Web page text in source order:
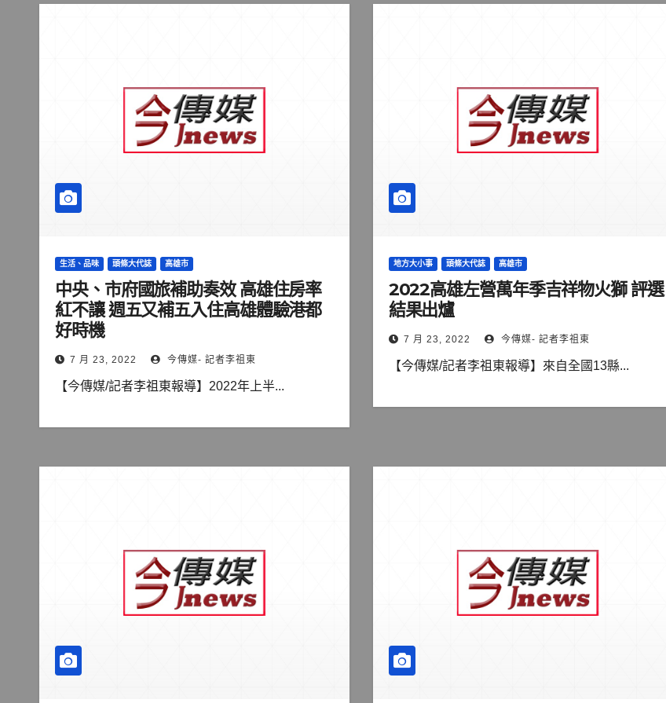
生活、品味 頭條大代誌 高雄市
中央、市府國旅補助奏效 高雄住房率
紅不讓 週五又補五入住高雄體驗港都
好時機
7 月 23, 2022 今傳媒- 記者李祖東
【今傳媒/記者李祖東報導】2022年上半...
地方大小事 頭條大代誌 高雄市
2022高雄左營萬年季吉祥物火獅 評選
結果出爐
7 月 23, 2022 今傳媒- 記者李祖東
【今傳媒/記者李祖東報導】來自全國13縣...